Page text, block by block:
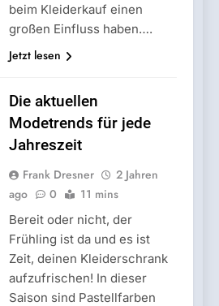
beim Kleiderkauf einen
großen Einfluss haben….
Jetzt lesen
Die aktuellen
Modetrends für jede
Jahreszeit
Frank Dresner
2 Jahren
ago
0 11 mins
Bereit oder nicht, der
Frühling ist da und es ist
Zeit, deinen Kleiderschrank
aufzufrischen! In dieser
Saison sind Pastellfarben